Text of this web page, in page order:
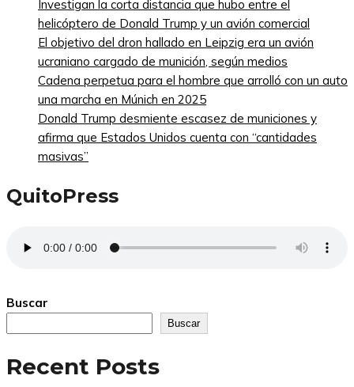
Investigan la corta distancia que hubo entre el
helicóptero de Donald Trump y un avión comercial
El objetivo del dron hallado en Leipzig era un avión
ucraniano cargado de munición, según medios
Cadena perpetua para el hombre que arrolló con un auto
una marcha en Múnich en 2025
Donald Trump desmiente escasez de municiones y
afirma que Estados Unidos cuenta con “cantidades
masivas”
QuitoPress
Buscar
Buscar
Recent Posts